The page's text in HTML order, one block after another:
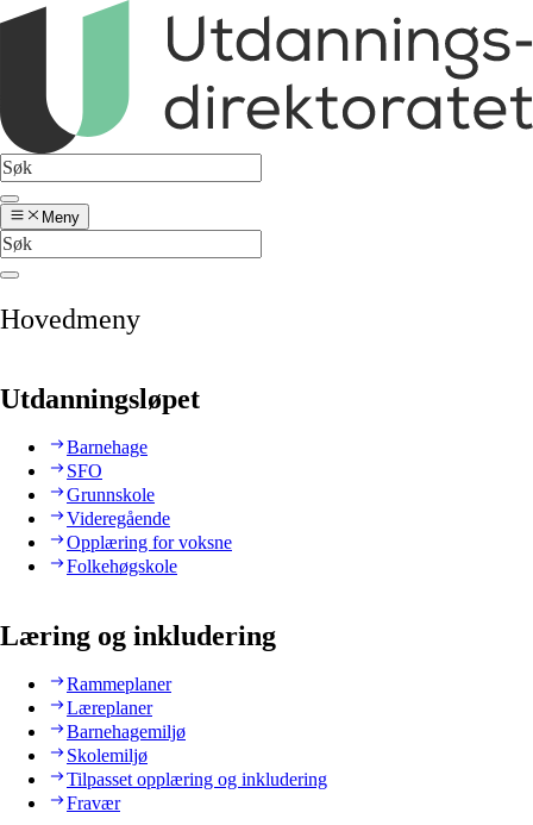
Meny
Hovedmeny
Utdanningsløpet
Barnehage
SFO
Grunnskole
Videregående
Opplæring for voksne
Folkehøgskole
Læring og inkludering
Rammeplaner
Læreplaner
Barnehagemiljø
Skolemiljø
Tilpasset opplæring og inkludering
Fravær